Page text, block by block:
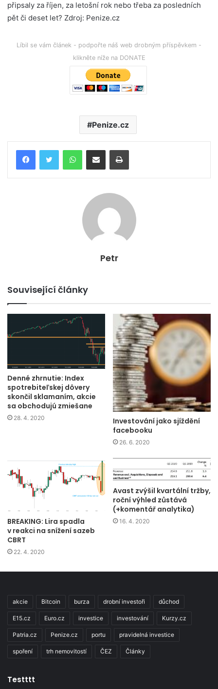
připsaly za říjen, za letošní rok nebo třeba za posledních
pět či deset let? Zdroj: Penize.cz
Líbil se vám článek - podpořte náš web drobným příspěvkem -
klikněte níže na DONATE
Penize.cz
Poslat emailem
Petr
Související články
Denné zhrnutie: Index
spotrebiteľskej dôvery
skončil sklamaním, akcie
sa obchodujú zmiešane
28. 4. 2020
Investování jako sjíždění
facebooku
26. 6. 2020
BREAKING: Lira spadla
v reakci na snížení sazeb
CBRT
22. 4. 2020
Avast zvýšil kvartální tržby,
roční výhled zůstává
(+komentář analytika)
16. 4. 2020
akcie Bitcoin burza drobní investoři důchod
E15.cz Euro.cz investice investování Kurzy.cz
Patria.cz Penize.cz portu pravidelná investice
spoření trh nemovitostí ČEZ Články
Testttt